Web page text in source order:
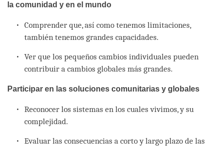
la comunidad y en el mundo
Comprender que, así como tenemos limitaciones,
también tenemos grandes capacidades.
Ver que los pequeños cambios individuales pueden
contribuir a cambios globales más grandes.
Participar en las soluciones comunitarias y globales
Reconocer los sistemas en los cuales vivimos, y su
complejidad.
Evaluar las consecuencias a corto y largo plazo de las